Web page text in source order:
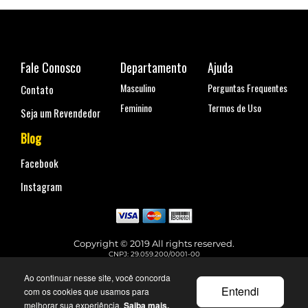
Ao continuar nesse site, você concorda
com os cookies que usamos para
melhorar sua experiência. Saiba mais.
Entendi
Fale Conosco
Contato
Seja um Revendedor
Blog
Facebook
Instagram
Departamento
Masculino
Feminino
Ajuda
Perguntas Frequentes
Termos de Uso
Copyright © 2019 All rights reserved.
CNPJ: 29.059.200/0001-00
Telefone para contato: (11) 99144-4129
faleconosco@urbane.com.br